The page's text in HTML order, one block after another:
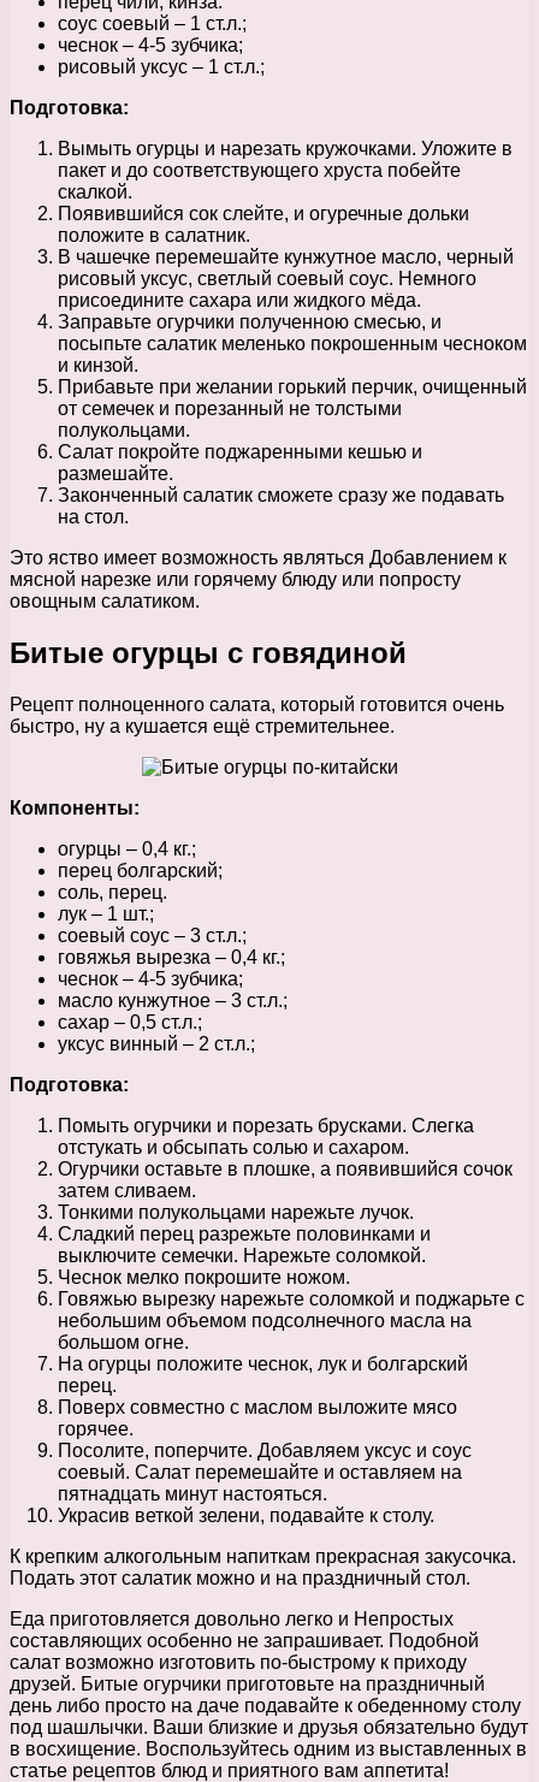
соус соевый – 1 ст.л.;
чеснок – 4-5 зубчика;
рисовый уксус – 1 ст.л.;
Подготовка:
Вымыть огурцы и нарезать кружочками. Уложите в
пакет и до соответствующего хруста побейте
скалкой.
Появившийся сок слейте, и огуречные дольки
положите в салатник.
В чашечке перемешайте кунжутное масло, черный
рисовый уксус, светлый соевый соус. Немного
присоедините сахара или жидкого мёда.
Заправьте огурчики полученною смесью, и
посыпьте салатик меленько покрошенным чесноком
и кинзой.
Прибавьте при желании горький перчик, очищенный
от семечек и порезанный не толстыми
полукольцами.
Салат покройте поджаренными кешью и
размешайте.
Законченный салатик сможете сразу же подавать
на стол.
Это яство имеет возможность являться Добавлением к
мясной нарезке или горячему блюду или попросту
овощным салатиком.
Битые огурцы с говядиной
Рецепт полноценного салата, который готовится очень
быстро, ну а кушается ещё стремительнее.
Компоненты:
огурцы – 0,4 кг.;
перец болгарский;
соль, перец.
лук – 1 шт.;
соевый соус – 3 ст.л.;
говяжья вырезка – 0,4 кг.;
чеснок – 4-5 зубчика;
масло кунжутное – 3 ст.л.;
сахар – 0,5 ст.л.;
уксус винный – 2 ст.л.;
Подготовка:
Помыть огурчики и порезать брусками. Слегка
отстукать и обсыпать солью и сахаром.
Огурчики оставьте в плошке, а появившийся сочок
затем сливаем.
Тонкими полукольцами нарежьте лучок.
Сладкий перец разрежьте половинками и
выключите семечки. Нарежьте соломкой.
Чеснок мелко покрошите ножом.
Говяжью вырезку нарежьте соломкой и поджарьте с
небольшим объемом подсолнечного масла на
большом огне.
На огурцы положите чеснок, лук и болгарский
перец.
Поверх совместно с маслом выложите мясо
горячее.
Посолите, поперчите. Добавляем уксус и соус
соевый. Салат перемешайте и оставляем на
пятнадцать минут настояться.
Украсив веткой зелени, подавайте к столу.
К крепким алкогольным напиткам прекрасная закусочка.
Подать этот салатик можно и на праздничный стол.
Еда приготовляется довольно легко и Непростых
составляющих особенно не запрашивает. Подобной
салат возможно изготовить по-быстрому к приходу
друзей. Битые огурчики приготовьте на праздничный
день либо просто на даче подавайте к обеденному столу
под шашлычки. Ваши близкие и друзья обязательно будут
в восхищение. Воспользуйтесь одним из выставленных в
статье рецептов блюд и приятного вам аппетита!